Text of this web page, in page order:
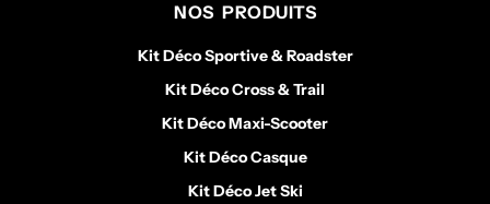
NOS PRODUITS
Kit Déco Sportive & Roadster
Kit Déco Cross & Trail
Kit Déco Maxi-Scooter
Kit Déco Casque
Kit Déco Jet Ski